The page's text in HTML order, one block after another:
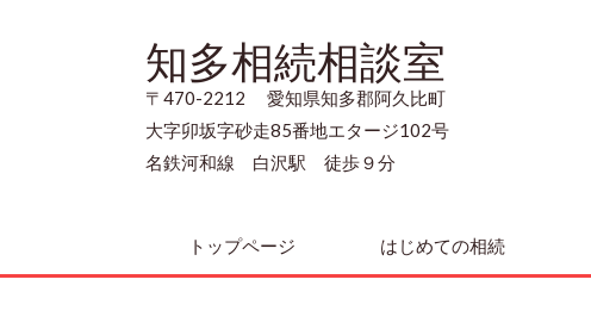
知多相続相談室
〒470-2212 愛知県知多郡阿久比町
大字卯坂字砂走85番地エタージ102号
名鉄河和線 白沢駅 徒歩９分
トップページ はじめての相続